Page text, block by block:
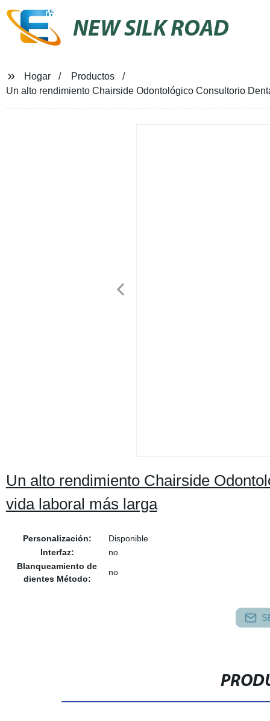
NEW SILK ROAD
Hogar
Productos
Un alto rendimiento Chairside Odontológico Consultorio
Un alto rendimiento Chairside
vida laboral más larga
Personalización:
Disponible
Interfaz:
no
Blanqueamiento de
dientes Método:
no